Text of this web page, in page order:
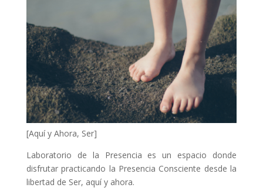
[Aquí y Ahora, Ser]
Laboratorio de la Presencia es un espacio donde
disfrutar practicando la Presencia Consciente desde la
libertad de Ser, aquí y ahora.